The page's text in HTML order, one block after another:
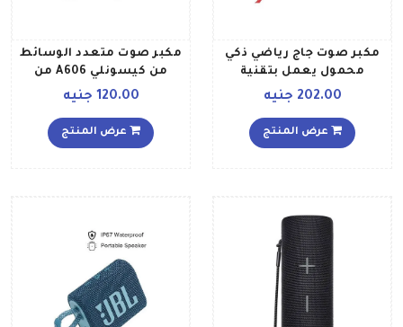
مكبر صوت جاج رياضي ذكي
محمول يعمل بتقنية
البلوتوث رمادي
202.00 جنيه
عرض المنتج
مكبر صوت متعدد الوسائط
من كيسونلي A606 من
قطعتين ، أسود
120.00 جنيه
عرض المنتج